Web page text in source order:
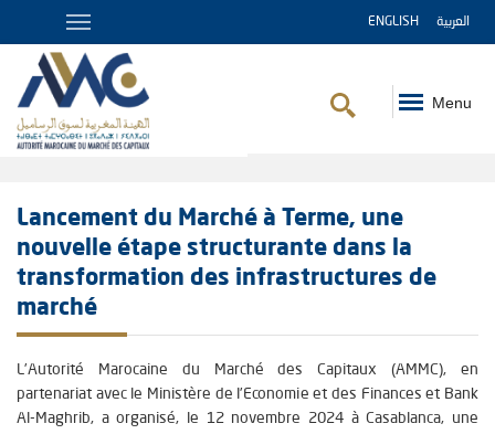
ENGLISH العربية
Menu
Lancement du Marché à Terme, une
nouvelle étape structurante dans la
transformation des infrastructures de
marché
L’Autorité Marocaine du Marché des Capitaux (AMMC), en
partenariat avec le Ministère de l’Economie et des Finances et Bank
Al-Maghrib, a organisé, le 12 novembre 2024 à Casablanca, une